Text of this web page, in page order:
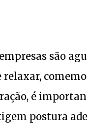
são
é
postura